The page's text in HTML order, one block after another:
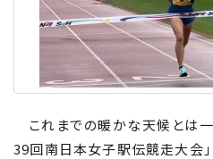
これまでの暖かな天候とは一
39回南日本女子駅伝競走大会」